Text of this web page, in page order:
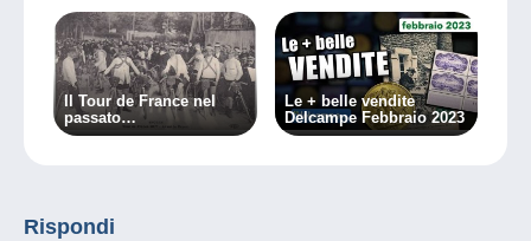
Il Tour de France nel
passato…
Le + belle vendite
Delcampe Febbraio 2023
Rispondi